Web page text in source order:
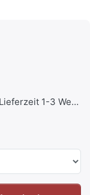
1-3 Werktage.
zu 9,95 €,